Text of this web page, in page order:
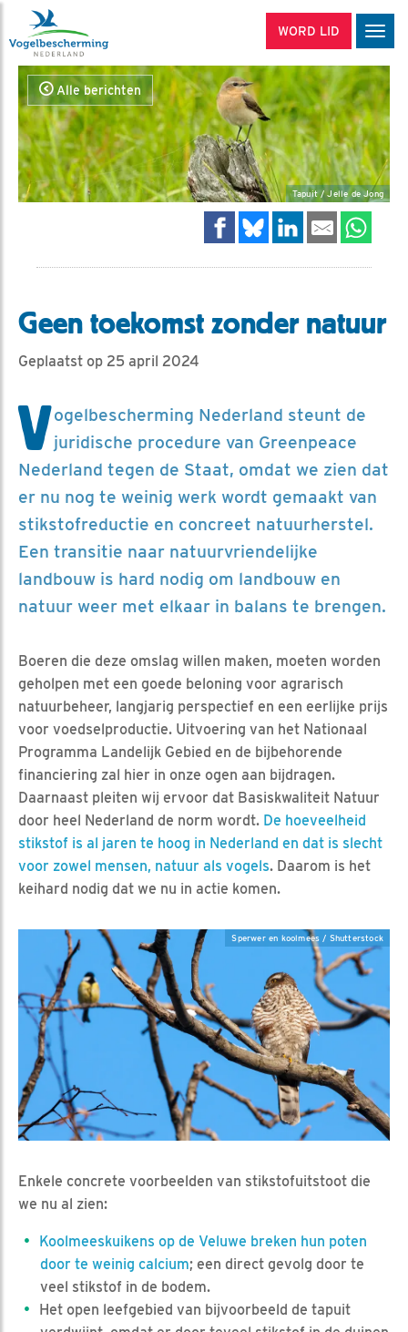
WORD LID
Alle berichten
Tapuit / Jelle de Jong
Geen toekomst zonder natuur
Geplaatst op 25 april 2024
Vogelbescherming Nederland steunt de
juridische procedure van Greenpeace
Nederland tegen de Staat, omdat we zien dat
er nu nog te weinig werk wordt gemaakt van
stikstofreductie en concreet natuurherstel.
Een transitie naar natuurvriendelijke
landbouw is hard nodig om landbouw en
natuur weer met elkaar in balans te brengen.
Boeren die deze omslag willen maken, moeten worden
geholpen met een goede beloning voor agrarisch
natuurbeheer, langjarig perspectief en een eerlijke prijs
voor voedselproductie. Uitvoering van het Nationaal
Programma Landelijk Gebied en de bijbehorende
financiering zal hier in onze ogen aan bijdragen.
Daarnaast pleiten wij ervoor dat Basiskwaliteit Natuur
door heel Nederland de norm wordt. De hoeveelheid
stikstof is al jaren te hoog in Nederland en dat is slecht
voor zowel mensen, natuur als vogels. Daarom is het
keihard nodig dat we nu in actie komen.
Sperwer en koolmees / Shutterstock
Enkele concrete voorbeelden van stikstofuitstoot die
we nu al zien:
Koolmeeskuikens op de Veluwe breken hun poten
door te weinig calcium; een direct gevolg door te
veel stikstof in de bodem.
Het open leefgebied van bijvoorbeeld de tapuit